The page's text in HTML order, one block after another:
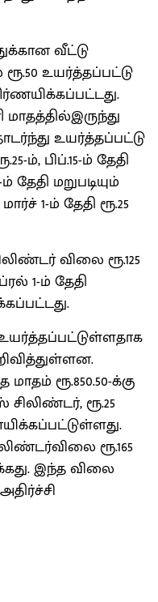
வீட்டு
உயர்த்தப்பட்டு
உயர்த்தப்பட்டு
ம், பிப்.15-ம் தேதி
தேதி மறுபடியும்
1-ம் தேதி ரூ.25
விலை ரூ.125
1-ம் தேதி
ரூ.850.50-க்கு
ரூ.25
ரூ.165
இந்த விலை